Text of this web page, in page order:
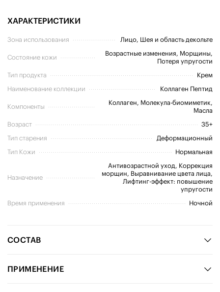
ХАРАКТЕРИСТИКИ
Зона использования Лицо, Шея и область декольте
Состояние кожи
Возрастные изменения, Морщины,
Потеря упругости
Тип продукта
Крем
Наименование коллекции
Коллаген Пептид
Компоненты
Коллаген, Молекула-биомиметик,
Масла
Возраст
35+
Тип старения
Деформационный
Тип Кожи
Нормальная
Назначение
Антивозрастной уход, Коррекция
морщин, Выравнивание цвета лица,
Лифтинг-эффект: повышение
упругости
Время применения
Ночной
СОСТАВ
ПРИМЕНЕНИЕ